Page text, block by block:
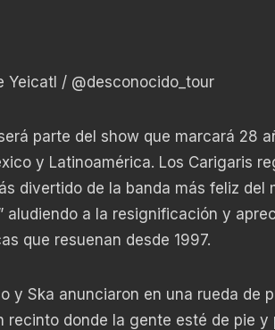
Yeicatl / @desconocido_tour
parte del show que marcará 28
y Latinoamérica. Los Carigaris
divertido de la banda más feliz del
aludiendo a la resignificación y
que resuenan desde 1997.
y Ska anunciaron en una rueda de
donde la gente esté de pie y